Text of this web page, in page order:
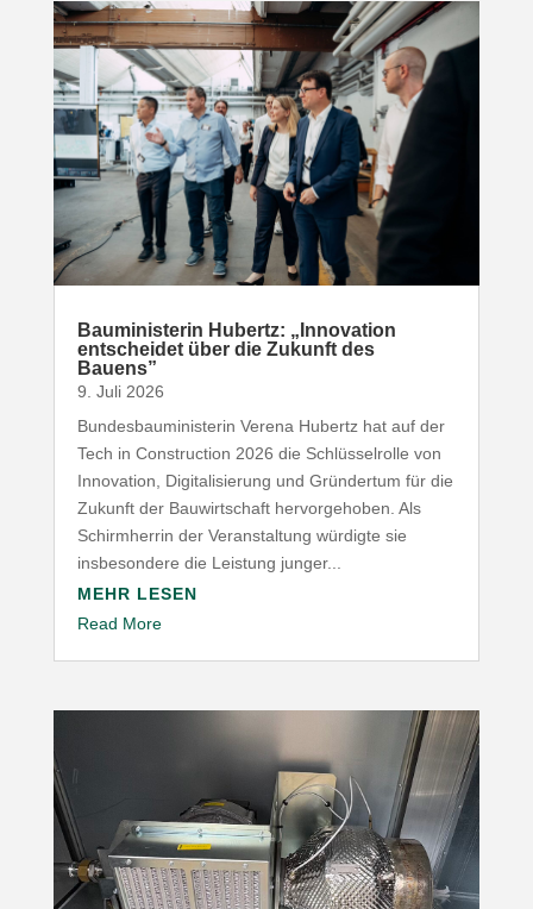
Baumi­nis­terin Hubertz: „Inno­vation
entscheidet über die Zukunft des
Bauens”
9. Juli 2026
Bundesbauministerin Verena Hubertz hat auf der
Tech in Construction 2026 die Schlüsselrolle von
Innovation, Digitalisierung und Gründertum für die
Zukunft der Bauwirtschaft hervorgehoben. Als
Schirmherrin der Veranstaltung würdigte sie
insbesondere die Leistung junger...
MEHR LESEN
Read More